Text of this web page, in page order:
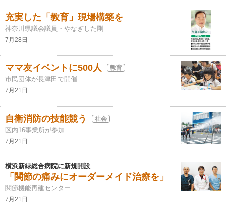
充実した「教育」現場構築を
神奈川県議会議員・やなぎした剛
7月28日
ママ友イベントに500人 教育
市民団体が長津田で開催
7月21日
自衛消防の技能競う 社会
区内16事業所が参加
7月21日
横浜新緑総合病院に新規開設
「関節の痛みにオーダーメイド治療を」
関節機能再建センター
7月21日